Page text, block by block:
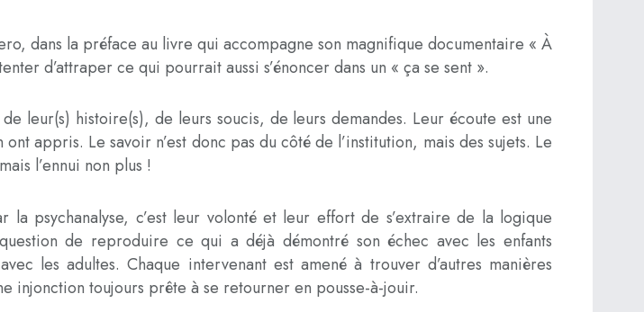
dans la préface au livre qui accompagne son magnifique documentaire « À
d’attraper ce qui pourrait aussi s’énoncer dans un « ça se sent ».
leur(s) histoire(s), de leurs soucis, de leurs demandes. Leur écoute est une
appris. Le savoir n’est donc pas du côté de l’institution, mais des sujets. Le
l’ennui non plus !
psychanalyse, c’est leur volonté et leur effort de s’extraire de la logique
de reproduire ce qui a déjà démontré son échec avec les enfants
les adultes. Chaque intervenant est amené à trouver d’autres manières
injonction toujours prête à se retourner en pousse-à-jouir.